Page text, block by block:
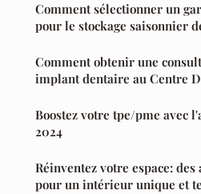
Comment sélectionner un
pour le stockage saisonnier
Comment obtenir une
implant dentaire au Centre
Boostez votre tpe/pme avec
2024
Réinventez votre espace:
pour un intérieur unique et